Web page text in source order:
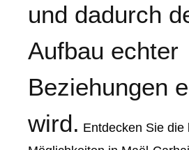
und dadurch
Aufbau echter
Beziehungen
wird. Entdecken Sie die